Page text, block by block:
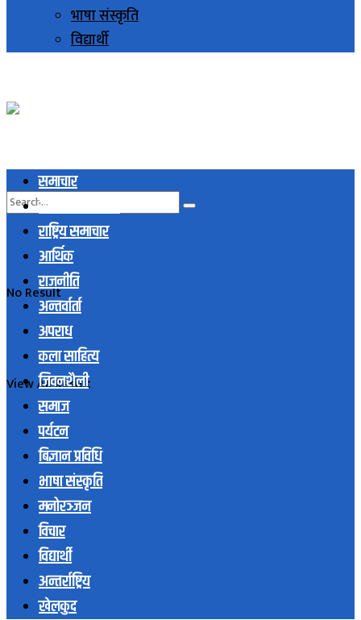
भाषा संस्कृति
विद्यार्थी
No Result
View All Result
समाचार
स्थानिय समाचार
राष्ट्रिय समाचार
आर्थिक
राजनीति
अन्तर्वार्ता
अपराध
कला साहित्य
जिवनशैली
समाज
पर्यटन
बिज्ञान प्रविधि
भाषा संस्कृति
मनोरञ्जन
विचार
विद्यार्थी
अन्तर्राष्ट्रिय
खेलकुद